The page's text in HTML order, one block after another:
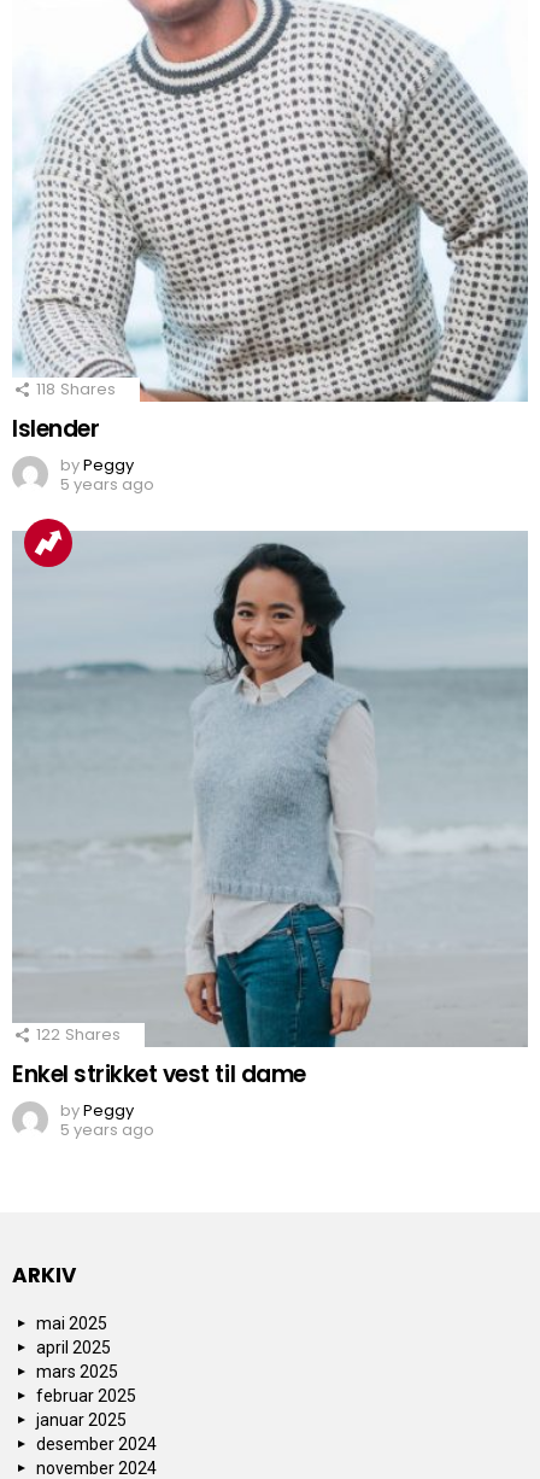
118 Shares
Islender
byPeggy
5 years ago
122 Shares
Enkel strikket vest til dame
byPeggy
5 years ago
ARKIV
mai 2025
april 2025
mars 2025
februar 2025
januar 2025
desember 2024
november 2024